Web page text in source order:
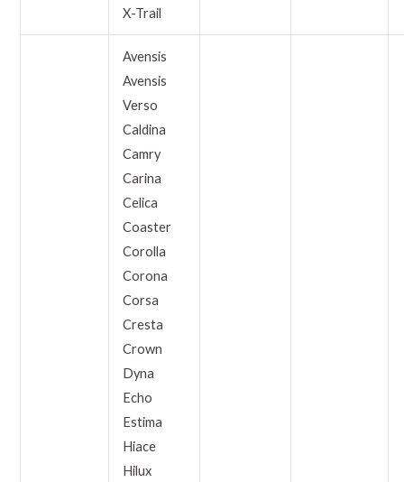
X-Trail
Avensis
Avensis
Verso
Caldina
Camry
Carina
Celica
Coaster
Corolla
Corona
Corsa
Cresta
Crown
Dyna
Echo
Estima
Hiace
Hilux